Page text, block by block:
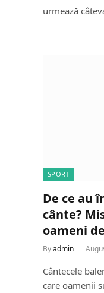
urmează
SPORT
De ce au
cânte?
oameni
Byadmin
Cântecele
care oamenii